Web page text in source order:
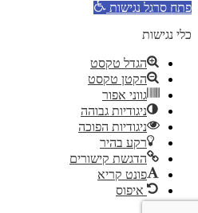
פתח סרגל נגישות
כלי נגישות
הגדל טקסט
הקטן טקסט
גווני אפור
ניגודיות גבוהה
ניגודיות הפוכה
רקע בהיר
הדגשת קישורים
פונט קריא
איפוס